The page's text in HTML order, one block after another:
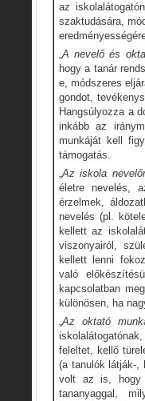
az
szaktudására,
„A nevelő és
hogy a tanár
e, módszeres
gondot,
Hangsúlyozza a
inkább az
munkáját kell
támogatás.
„Az iskola
életre nevelés,
érzelmek,
nevelés (pl.
kellett az
viszonyairól,
kellett lenni
való
kapcsolatban
különösen, ha
„Az oktató
feleltet, kellő
(a tanulók látják-,
volt az is, hogy
tananyaggal,